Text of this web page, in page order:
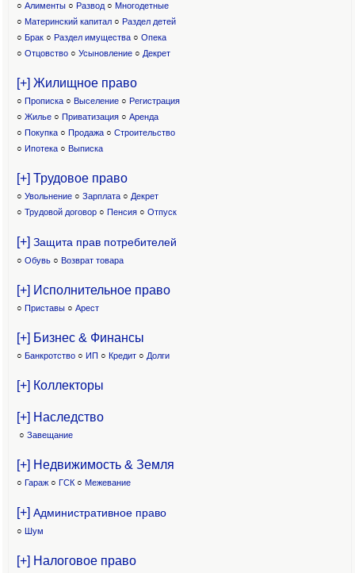
○ Алименты ○ Развод ○ Многодетные
○ Материнский капитал○ Раздел детей
○ Брак ○ Раздел имущества ○ Опека
○ Отцовство○ Усыновление ○ Декрет
[+] Жилищное право
○ Прописка ○ Выселение ○ Регистрация
○ Жилье ○ Приватизация ○ Аренда
○ Покупка ○ Продажа ○ Строительство
○ Ипотека ○ Выписка
[+] Трудовое право
○ Увольнение ○ Зарплата ○ Декрет
○ Трудовой договор ○ Пенсия ○ Отпуск
[+] Защита прав потребителей
○ Обувь ○ Возврат товара
[+] Исполнительное право
○ Приставы ○ Арест
[+] Бизнес & Финансы
○ Банкротство ○ ИП ○ Кредит ○ Долги
[+] Коллекторы
[+] Наследство
○ Завещание
[+] Недвижимость & Земля
○ Гараж ○ ГСК ○ Межевание
[+] Административное право
○ Шум
[+] Налоговое право